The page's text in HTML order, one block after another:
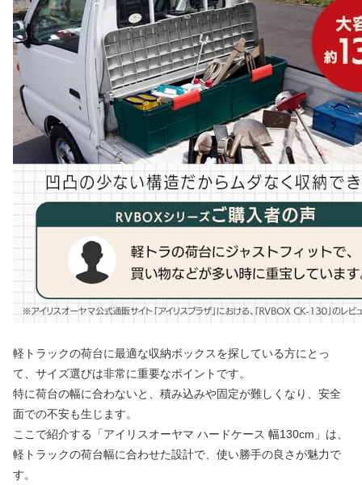
軽トラックの荷台に最適な収納ボックスを探している方にとっ
て、サイズ選びは非常に重要なポイントです。
特に荷台の幅に合わないと、積み込みや固定が難しくなり、安全
面での不安も生じます。
ここで紹介する「アイリスオーヤマ ハードケース 幅130cm」は、
軽トラックの荷台幅に合わせた設計で、使い勝手の良さが魅力で
す。